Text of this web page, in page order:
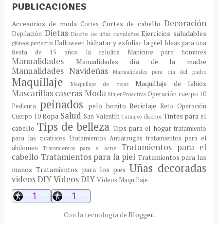
PUBLICACIONES
Accesorios de moda Cortes Cortes de cabello Decoración
Depilación Dietas Diseño de uñas navideños Ejercicios saludables
glúteos perfectos Halloween hidratar y exfoliar la piel Ideas para una
fiesta de 15 años
la celulitis Manicure para hombres
Manualidades Manualidades día de la madre
Manualidades Navideñas Manualidades para día del padre
Maquillaje Maquillaje de cejas Maquillaje de labios
Mascarillas caseras Moda Mujer Proactiva Operación cuerpo 10
Pedicura peinados pelo bonito Reciclaje Reto Operación
Cuerpo 10 Ropa Salud San Valentín Tatuajes diseños Tintes para el
cabello Tips de belleza Tips para el hogar tratamiento
para las cicatrices Tratamientos Antiarrugas tratamientos para el
abdomen
Tratamientos para el acné
Tratamientos para el
cabello Tratamientos para la piel Tratamientos para las
manos Tratamientos para los pies Uñas decoradas
videos DIYVídeos DIY Vídeos Maquillaje
Con la tecnología de Blogger.